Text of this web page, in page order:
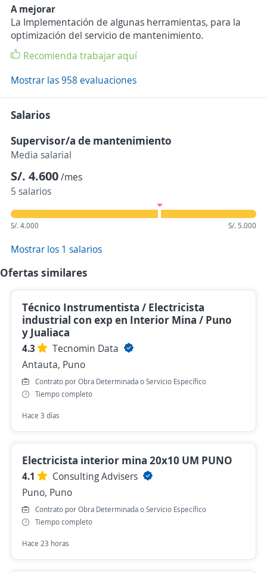
A mejorar
La Implementación de algunas herramientas, para la
optimización del servicio de mantenimiento.
Recomienda trabajar aquí
Mostrar las 958 evaluaciones
Salarios
Supervisor/a de mantenimiento
Media salarial
S/. 4.600/mes
5 salarios
S/. 4.000 S/. 5.000
Mostrar los 1 salarios
Ofertas similares
Técnico Instrumentista / Electricista
industrial con exp en Interior Mina / Puno
y Jualiaca
4.3
Tecnomin Data
Antauta, Puno
Contrato por Obra Determinada o Servicio Específico
Tiempo completo
Hace 3 días
Electricista interior mina 20x10 UM PUNO
4.1
Consulting Advisers
Puno, Puno
Contrato por Obra Determinada o Servicio Específico
Tiempo completo
Hace 23 horas